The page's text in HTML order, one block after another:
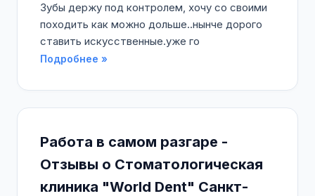
Зубы держу под контролем, хочу со своими
походить как можно дольше..нынче дорого
ставить искусственные.уже го
Подробнее »
Работа в самом разгаре -
Отзывы о Стоматологическая
клиника "World Dent" Санкт-